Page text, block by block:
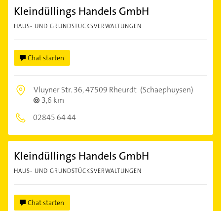
Kleindüllings Handels GmbH
HAUS- UND GRUNDSTÜCKSVERWALTUNGEN
Chat starten
Vluyner Str. 36,47509 Rheurdt (Schaephuysen)
3,6 km
02845 64 44
Kleindüllings Handels GmbH
HAUS- UND GRUNDSTÜCKSVERWALTUNGEN
Chat starten